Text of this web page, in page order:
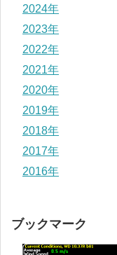
2024年
2023年
2022年
2021年
2020年
2019年
2018年
2017年
2016年
ブックマーク